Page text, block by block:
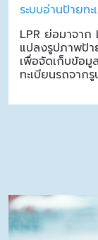
ระบบอ่านป้ายท
LPR ย่อมาจา
แปลงรูปภาพป้า
เพื่อจัดเก็บข้อมู
ทะเบียนรถจาก